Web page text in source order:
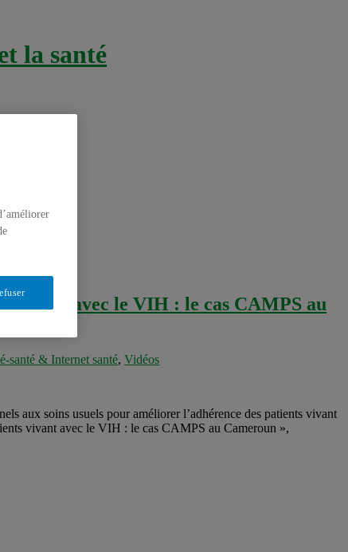
la santé
vivant avec le VIH : le cas CAMPS au
santé & Internet santé, Vidéos
aux soins usuels pour améliorer l’adhérence des patients vivant
vivant avec le VIH : le cas CAMPS au Cameroun »,